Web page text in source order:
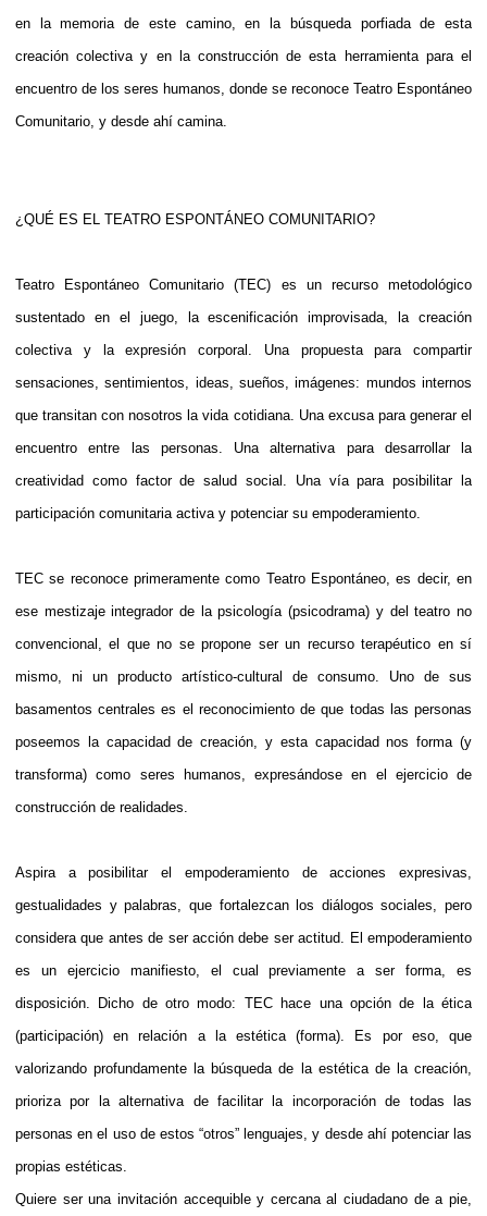
en la memoria de este camino, en la búsqueda porfiada de esta
creación colectiva y en la construcción de esta herramienta para el
encuentro de los seres humanos, donde se reconoce Teatro Espontáneo
Comunitario, y desde ahí camina.
¿QUÉ ES EL TEATRO ESPONTÁNEO COMUNITARIO?
Teatro Espontáneo Comunitario (TEC) es un recurso metodológico
sustentado en el juego, la escenificación improvisada, la creación
colectiva y la expresión corporal. Una propuesta para compartir
sensaciones, sentimientos, ideas, sueños, imágenes: mundos internos
que transitan con nosotros la vida cotidiana. Una excusa para generar el
encuentro entre las personas. Una alternativa para desarrollar la
creatividad como factor de salud social. Una vía para posibilitar la
participación comunitaria activa y potenciar su empoderamiento.
TEC se reconoce primeramente como Teatro Espontáneo, es decir, en
ese mestizaje integrador de la psicología (psicodrama) y del teatro no
convencional, el que no se propone ser un recurso terapéutico en sí
mismo, ni un producto artístico-cultural de consumo. Uno de sus
basamentos centrales es el reconocimiento de que todas las personas
poseemos la capacidad de creación, y esta capacidad nos forma (y
transforma) como seres humanos, expresándose en el ejercicio de
construcción de realidades.
Aspira a posibilitar el empoderamiento de acciones expresivas,
gestualidades y palabras, que fortalezcan los diálogos sociales, pero
considera que antes de ser acción debe ser actitud. El empoderamiento
es un ejercicio manifiesto, el cual previamente a ser forma, es
disposición. Dicho de otro modo: TEC hace una opción de la ética
(participación) en relación a la estética (forma). Es por eso, que
valorizando profundamente la búsqueda de la estética de la creación,
prioriza por la alternativa de facilitar la incorporación de todas las
personas en el uso de estos “otros” lenguajes, y desde ahí potenciar las
propias estéticas.
Quiere ser una invitación accequible y cercana al ciudadano de a pie,